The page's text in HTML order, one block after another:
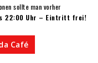
sollte man vorher
22:00 Uhr – Eintritt frei!
Café